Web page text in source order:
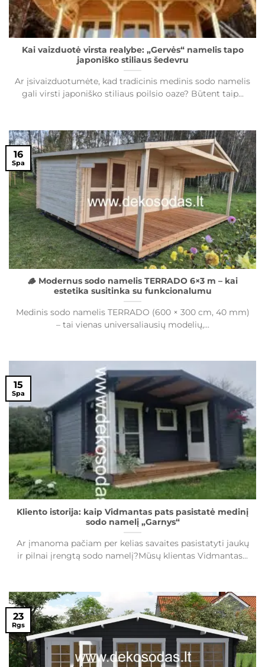
Kai vaizduotė virsta realybe: „Gervės“ namelis tapo
japoniško stiliaus šedevru
Ar įsivaizduotumėte, kad tradicinis medinis sodo namelis
gali virsti japoniško stiliaus poilsio oaze? Būtent taip...
🪵 Modernus sodo namelis TERRADO 6×3 m – kai
estetika susitinka su funkcionalumu
Medinis sodo namelis TERRADO (600 × 300 cm, 40 mm)
– tai vienas universaliausių modelių,...
16
Spa
Kliento istorija: kaip Vidmantas pats pasistatė medinį
sodo namelį „Garnys“
Ar įmanoma pačiam per kelias savaites pasistatyti jaukų
ir pilnai įrengtą sodo namelį?Mūsų klientas Vidmantas...
15
Spa
23
Rgs